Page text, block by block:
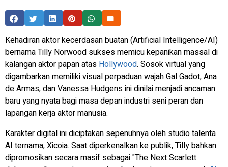
Kehadiran aktor kecerdasan buatan (Artificial Intelligence/AI)
bernama Tilly Norwood sukses memicu kepanikan massal di
kalangan aktor papan atas Hollywood. Sosok virtual yang
digambarkan memiliki visual perpaduan wajah Gal Gadot, Ana
de Armas, dan Vanessa Hudgens ini dinilai menjadi ancaman
baru yang nyata bagi masa depan industri seni peran dan
lapangan kerja aktor manusia.
Karakter digital ini diciptakan sepenuhnya oleh studio talenta
AI ternama, Xicoia. Saat diperkenalkan ke publik, Tilly bahkan
dipromosikan secara masif sebagai "The Next Scarlett